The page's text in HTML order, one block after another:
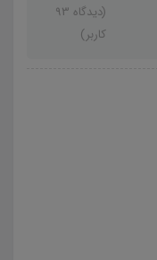
(دیدگاه 93
کاربر)